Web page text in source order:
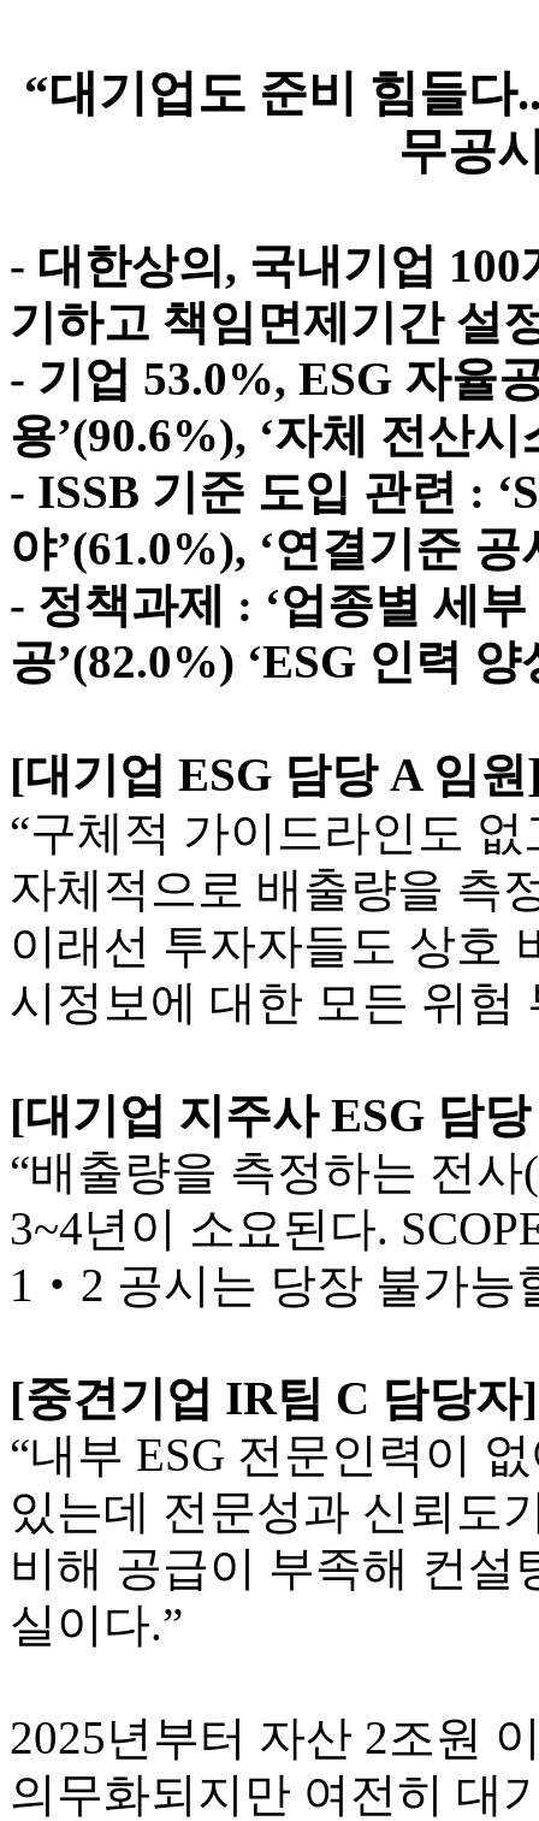
“대기업도 준비 힘들다
무공
- 대한상의, 국내기업
기하고 책임면제기간 설
- 기업 53.0%, ESG 자율
용’(90.6%), ‘자체 전산
- ISSB 기준 도입 관련 :
야’(61.0%), ‘연결기준
- 정책과제 : ‘업종별 세
공’(82.0%) ‘ESG 인력
[대기업 ESG 담당 A 임
“구체적 가이드라인도
자체적으로 배출량을 측
이래선 투자자들도 상호
시정보에 대한 모든 위험
[대기업 지주사 ESG 담
“배출량을 측정하는 전
3~4년이 소요된다.
1‧2 공시는 당장 불가능
[중견기업 IR팀 C 담당
“내부 ESG 전문인력이
있는데 전문성과 신뢰도
비해 공급이 부족해 컨
실이다.”
2025년부터 자산 2조원
의무화되지만 여전히 대